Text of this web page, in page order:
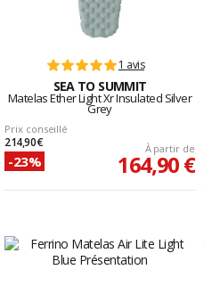
1 avis
SEA TO SUMMIT
Matelas Ether Light Xr Insulated Silver
Grey
Prix conseillé
214,90 €
-23%
À partir de
164,90 €